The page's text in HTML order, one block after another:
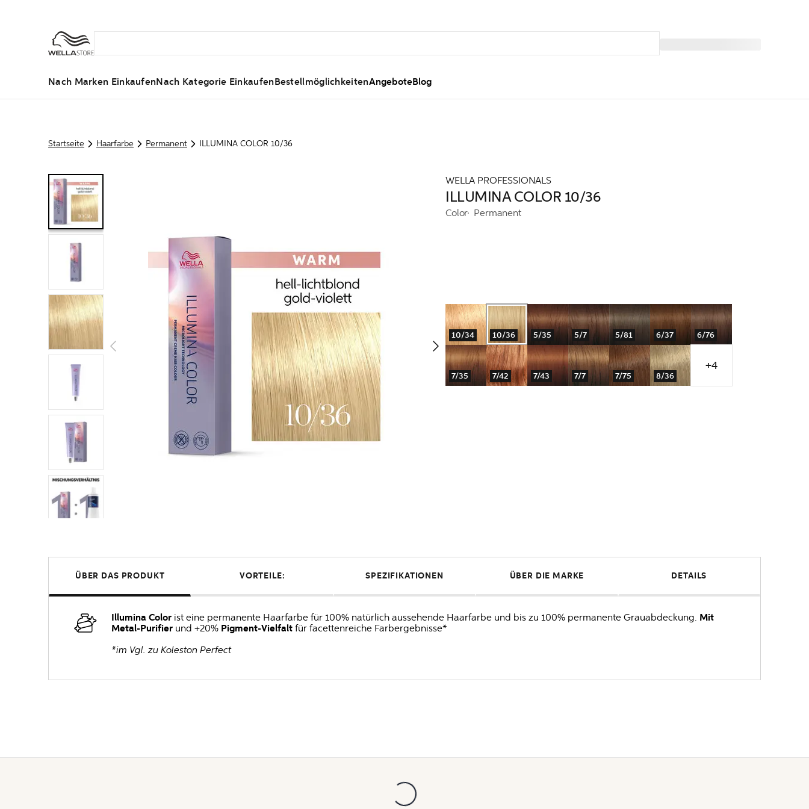
Nach Marken EinkaufenNach Kategorie EinkaufenBestellmöglichkeitenAngeboteBlog
Startseite Haarfarbe Permanent ILLUMINA COLOR 10/36
WELLA PROFESSIONALS
ILLUMINA COLOR 10/36
Color Permanent
10/34 10/36 5/35 5/7 5/81 6/37 6/76
7/35 7/42 7/43 7/7 7/75 8/36
+4
ÜBER DAS PRODUKT VORTEILE: SPEZIFIKATIONEN ÜBER DIE MARKE DETAILS
Illumina Color ist eine permanente Haarfarbe für 100% natürlich aussehende Haarfarbe und bis zu 100% permanente Grauabdeckung. Mit
Metal-Purifier und +20% Pigment-Vielfalt für facettenreiche Farbergebnisse*
*im Vgl. zu Koleston Perfect